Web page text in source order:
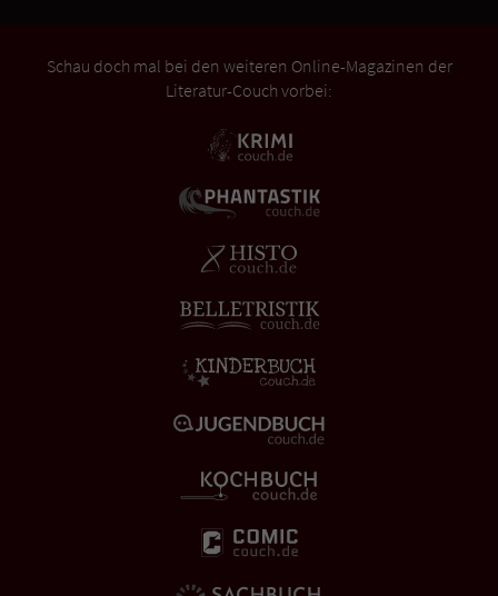
Schau doch mal bei den weiteren Online-Magazinen der
Literatur-Couch vorbei: